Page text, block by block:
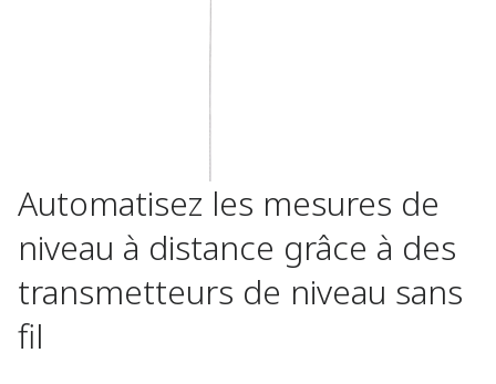
Automatisez les mesures de
niveau à distance grâce à des
transmetteurs de niveau sans
fil​